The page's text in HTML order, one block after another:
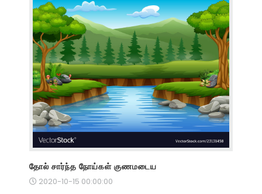
தோல் சார்ந்த நோய்கள் குணமடைய
2020-10-15 00:00:00